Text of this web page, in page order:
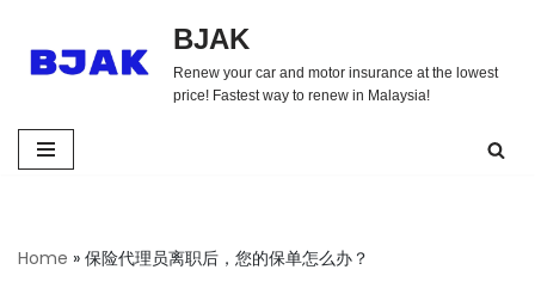
Skip
BJAK
Renew your car and motor insurance at the lowest
price! Fastest way to renew in Malaysia!
Home » 保险代理员离职后，您的保单怎么办？